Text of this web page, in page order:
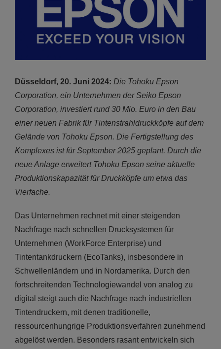
Düsseldorf, 20. Juni 2024: Die Tohoku Epson
Corporation, ein Unternehmen der Seiko Epson
Corporation, investiert rund 30 Mio. Euro in den Bau
einer neuen Fabrik für Tintenstrahldruckköpfe auf dem
Gelände von Tohoku Epson. Die Fertigstellung des
Komplexes ist für September 2025 geplant. Durch die
neue Anlage erweitert Tohoku Epson seine aktuelle
Produktionskapazität für Druckköpfe um etwa das
Vierfache.
Das Unternehmen rechnet mit einer steigenden
Nachfrage nach schnellen Drucksystemen für
Unternehmen (WorkForce Enterprise) und
Tintentankdruckern (EcoTanks), insbesondere in
Schwellenländern und in Nordamerika. Durch den
fortschreitenden Technologiewandel von analog zu
digital steigt auch die Nachfrage nach industriellen
Tintendruckern, mit denen traditionelle,
ressourcenhungrige Produktionsverfahren zunehmend
abgelöst werden. Besonders rasant entwickeln sich